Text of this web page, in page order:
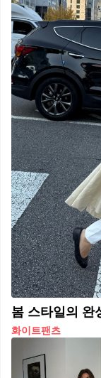
화이트팬츠